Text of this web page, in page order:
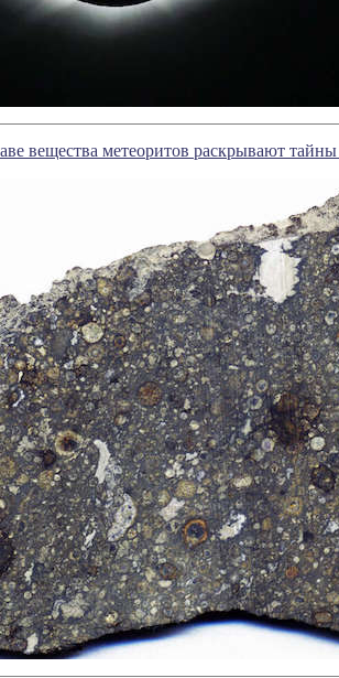
вещества метеоритов раскрывают